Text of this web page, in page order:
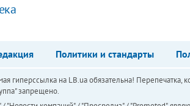
Политики и стандарты
гиперссылка на LB.ua обязательна!
запрещено.